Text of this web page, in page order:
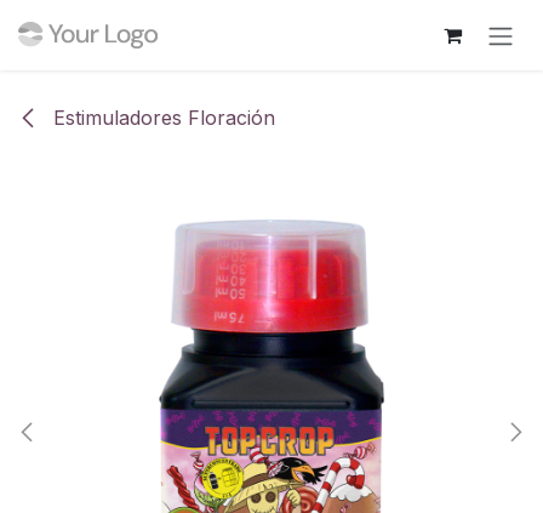
Estimuladores Floración